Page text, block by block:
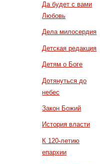
Да будет с вами
Любовь
Дела милосердия
Детская редакция
Детям о Боге
Дотянуться до
небес
Закон Божий
История власти
К 120-летию
епархии